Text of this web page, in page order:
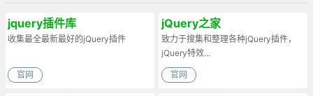
jquery插件库
收集最全最新最好的jQuery插件
官网
jQuery之家
致力于搜集和整理各种jQuery插件，
jQuery特效...
官网